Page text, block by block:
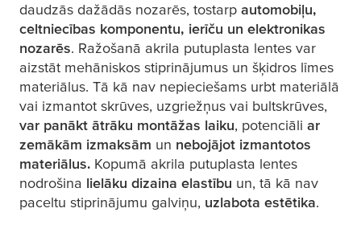
daudzās dažādās nozarēs, tostarp automobiļu,
celtniecības komponentu, ierīču un elektronikas
nozarēs. Ražošanā akrila putuplasta lentes var
aizstāt mehāniskos stiprinājumus un šķidros līmes
materiālus. Tā kā nav nepieciešams urbt materiālā
vai izmantot skrūves, uzgriežņus vai bultskrūves,
var panākt ātrāku montāžas laiku, potenciāli ar
zemākām izmaksām un nebojājot izmantotos
materiālus. Kopumā akrila putuplasta lentes
nodrošina lielāku dizaina elastību un, tā kā nav
paceltu stiprinājumu galviņu, uzlabota estētika.